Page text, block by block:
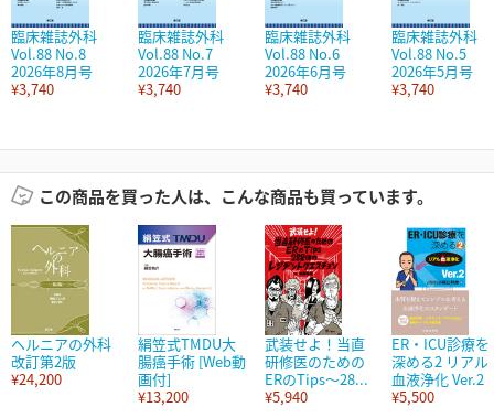
臨床雑誌外科
Vol.88 No.8
2026年8月号
¥3,740
臨床雑誌外科
Vol.88 No.7
2026年7月号
¥3,740
臨床雑誌外科
Vol.88 No.6
2026年6月号
¥3,740
臨床雑誌外科
Vol.88 No.5
2026年5月号
¥3,740
この商品を買った人は、こんな商品も買っています。
ヘルニアの外科
改訂第2版
¥24,200
絹笠式TMDU大
腸癌手術 [Web動
画付]
¥13,200
武装せよ！当直
研修医のための
ERのTips～28...
¥5,940
ER・ICU診療を
深める2 リアル
血液浄化 Ver.2
¥5,500